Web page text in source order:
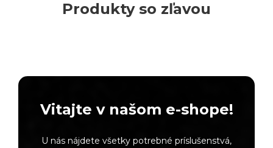
Produkty so zľavou
Vitajte v našom e-shope!
U nás nájdete všetky potrebné príslušenstvá,